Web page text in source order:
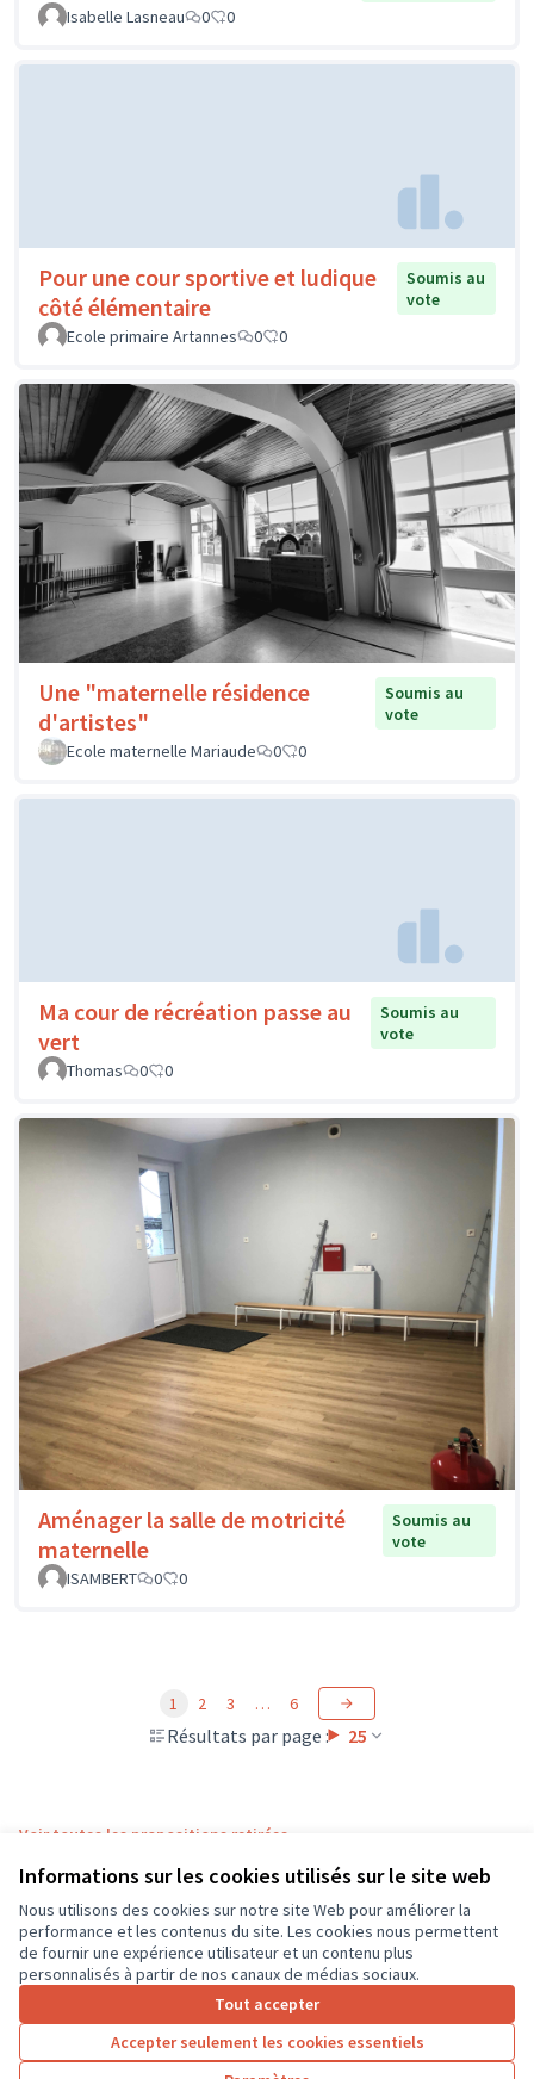
Informations sur les cookies utilisés sur le site web
Nous utilisons des cookies sur notre site Web pour améliorer la
performance et les contenus du site. Les cookies nous permettent
de fournir une expérience utilisateur et un contenu plus
personnalisés à partir de nos canaux de médias sociaux.
Tout accepter
Accepter seulement les cookies essentiels
Isabelle Lasneau
0 0
Pour une cour sportive et ludique
côté élémentaire
Soumis au
vote
Ecole primaire Artannes
0 0
Une "maternelle résidence
d'artistes"
Soumis au
vote
Ecole maternelle Mariaude
0 0
Ma cour de récréation passe au
vert
Soumis au
vote
Thomas
0 0
Aménager la salle de motricité
maternelle
Soumis au
vote
ISAMBERT
0 0
Résultats par page : 25
1 2 3 … 6
Voir toutes les propositions retirées
Conditions d'utilisation
Paramètres des cookies
CD37 sur X
(Lien externe)
CD37 sur Facebook
CD37 sur Instagram
CD37 sur YouTube
(Lien externe)
Licence
(Lien